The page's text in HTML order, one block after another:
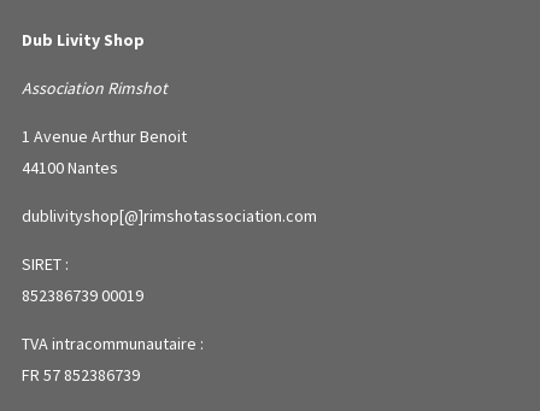
Dub Livity Shop
Association Rimshot
1 Avenue Arthur Benoit
44100 Nantes
dublivityshop[@]rimshotassociation.com
SIRET :
852386739 00019
TVA intracommunautaire :
FR 57 852386739